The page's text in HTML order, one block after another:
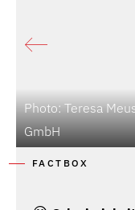
Photo: Teresa
GmbH
FACTBOX